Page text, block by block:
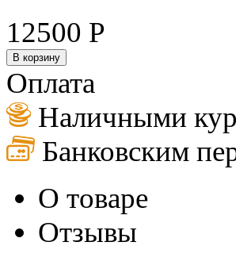
12500 Р
В корзину
Оплата
Наличными
Банковским
О товаре
Отзывы